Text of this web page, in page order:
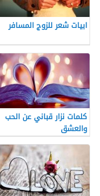
ابيات شعر للزوج المسافر
كلمات نزار قباني عن الحب
والعشق